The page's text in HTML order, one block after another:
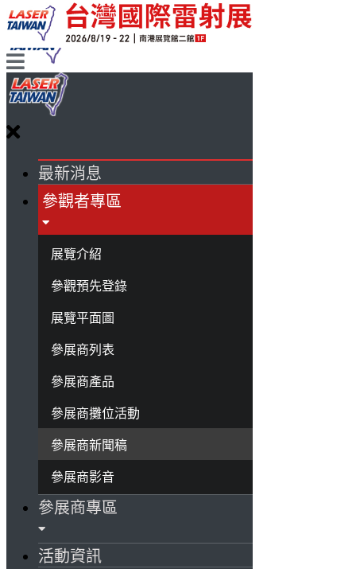
最新消息
參觀者專區
展覽介紹
參觀預先登錄
展覽平面圖
參展商列表
參展商產品
參展商攤位活動
參展商新聞稿
參展商影音
參展商專區
活動資訊